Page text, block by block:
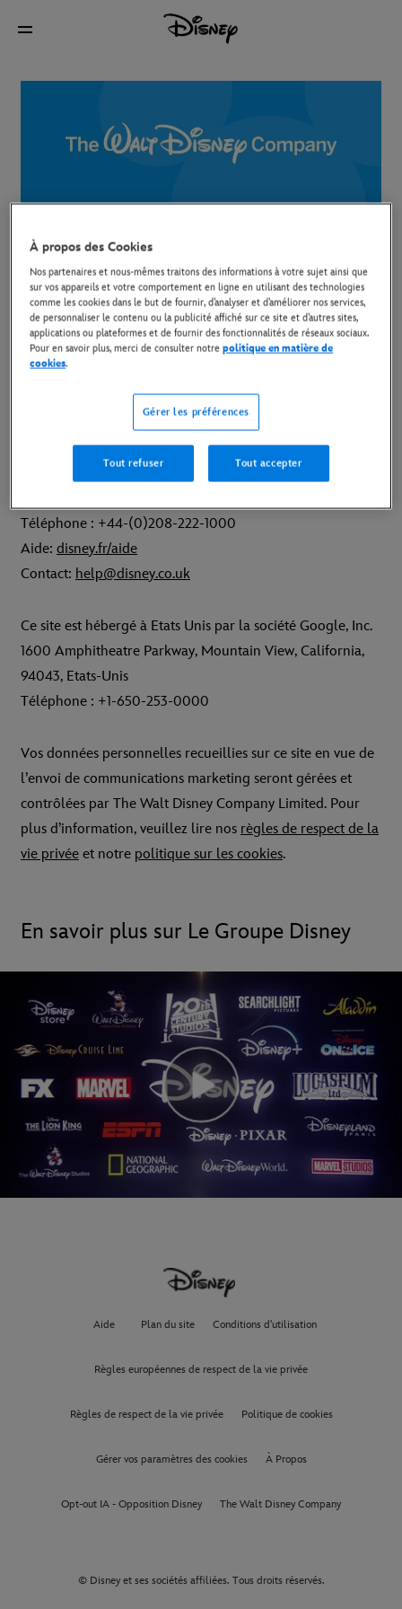
À Propos
Ce site est édité par The Walt Disney Company Limited,
immatriculée en Angleterre et au Pays de Galle, ayant son
siège social au 3 Queen Caroline Street, Hammersmith,
Numéro d’immatriculation de la société 530051
Téléphone : +44-(0)208-222-1000
Aide: disney.fr/aide
Contact: help@disney.co.uk
Ce site est hébergé à Etats Unis par la société Google, Inc.
1600 Amphitheatre Parkway, Mountain View, California,
94043, Etats-Unis
Téléphone : +1-650-253-0000
Vos données personnelles recueillies sur ce site en vue de
l’envoi de communications marketing seront gérées et
contrôlées par The Walt Disney Company Limited. Pour
plus d’information, veuillez lire nos règles de respect de la
vie privée et notre politique sur les cookies.
En savoir plus sur Le Groupe Disney
Aide Plan du site Conditions d'utilisation
Règles européennes de respect de la vie privée
Règles de respect de la vie privée Politique de cookies
Gérer vos paramètres des cookies À Propos
Opt-out IA - Opposition Disney The Walt Disney Company
© Disney et ses sociétés affiliées. Tous droits réservés.
À propos des Cookies
Nos partenaires et nous-mêmes traitons des informations à votre sujet ainsi que
sur vos appareils et votre comportement en ligne en utilisant des technologies
comme les cookies dans le but de fournir, d’analyser et d’améliorer nos services,
de personnaliser le contenu ou la publicité affiché sur ce site et d’autres sites,
applications ou plateformes et de fournir des fonctionnalités de réseaux sociaux.
Pour en savoir plus, merci de consulter notrepolitique en matière de
cookies.
Gérer les préférences
Tout refuser Tout accepter